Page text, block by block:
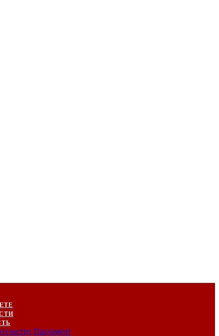
Парламент